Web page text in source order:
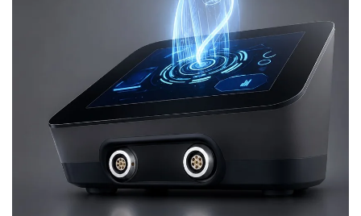
Протезирование на имплантах
Функциональная диагностика
Металлокерамические коронки
Безметалловая керамика